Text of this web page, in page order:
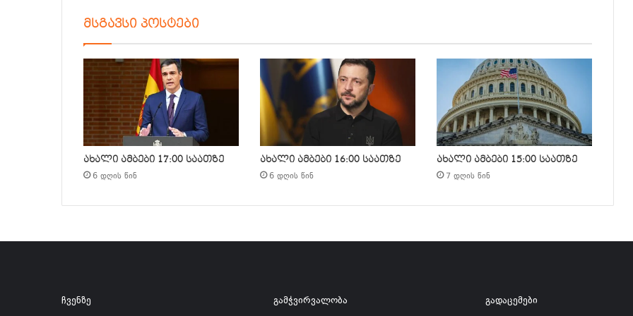
მსგავსი პოსტები
ახალი ამბები 17:00 საათზე
6 დღის წინ
ახალი ამბები 16:00 საათზე
6 დღის წინ
ახალი ამბები 15:00 საათზე
7 დღის წინ
ჩვენზე გამჭვირვალობა გადაცემები